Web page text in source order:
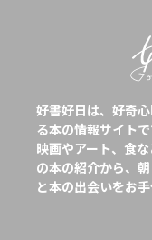
好書好日は、好奇
る本の情報サイトで
映画やアート、食
の本の紹介から、
と本の出会いをお手